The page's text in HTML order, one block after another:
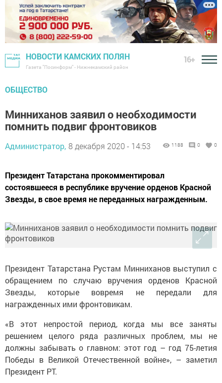
НОВОСТИ КАМСКИХ ПОЛЯН
Газета "Посинформ" - Нижнекамский район
16+
ОБЩЕСТВО
Минниханов заявил о необходимости
помнить подвиг фронтовиков
Администратор, 8 декабря 2020 - 14:53 1188 0 0
Президент Татарстана прокомментировал
состоявшееся в республике вручение орденов Красной
Звезды, в свое время не переданных награжденным.
Президент Татарстана Рустам Минниханов выступил с
обращением по случаю вручения орденов Красной
Звезды, которые вовремя не передали для
награжденных ими фронтовикам.
«В этот непростой период, когда мы все заняты
решением целого ряда различных проблем, мы не
должны забывать о главном: этот год – год 75-летия
Победы в Великой Отечественной войне», – заметил
Президент РТ.